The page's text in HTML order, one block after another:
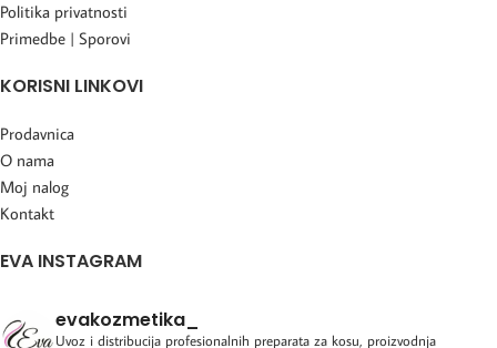
Politika privatnosti
Primedbe | Sporovi
KORISNI LINKOVI
Prodavnica
O nama
Moj nalog
Kontakt
EVA INSTAGRAM
evakozmetika_
Uvoz i distribucija profesionalnih preparata za kosu, proizvodnja